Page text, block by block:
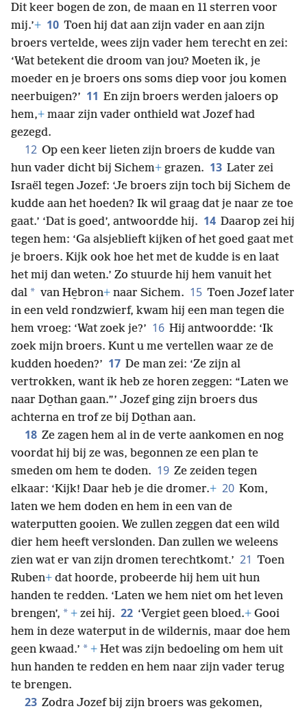
Dit keer bogen de zon, de maan en 11 sterren voor
mij.’+ 10 Toen hij dat aan zijn vader en aan zijn
broers vertelde, wees zijn vader hem terecht en zei:
‘Wat betekent die droom van jou? Moeten ik, je
moeder en je broers ons soms diep voor jou komen
neerbuigen?’ 11 En zijn broers werden jaloers op
hem,+ maar zijn vader onthield wat Jozef had
gezegd.
12 Op een keer lieten zijn broers de kudde van
hun vader dicht bij Sichem+ grazen. 13 Later zei
Israël tegen Jozef: ‘Je broers zijn toch bij Sichem de
kudde aan het hoeden? Ik wil graag dat je naar ze toe
gaat.’ ‘Dat is goed’, antwoordde hij. 14 Daarop zei hij
tegen hem: ‘Ga alsjeblieft kijken of het goed gaat met
je broers. Kijk ook hoe het met de kudde is en laat
het mij dan weten.’ Zo stuurde hij hem vanuit het
dal * van He̱bron+ naar Sichem. 15 Toen Jozef later
in een veld rondzwierf, kwam hij een man tegen die
hem vroeg: ‘Wat zoek je?’ 16 Hij antwoordde: ‘Ik
zoek mijn broers. Kunt u me vertellen waar ze de
kudden hoeden?’ 17 De man zei: ‘Ze zijn al
vertrokken, want ik heb ze horen zeggen: “Laten we
naar Do̱than gaan.”’ Jozef ging zijn broers dus
achterna en trof ze bij Do̱than aan.
18 Ze zagen hem al in de verte aankomen en nog
voordat hij bij ze was, begonnen ze een plan te
smeden om hem te doden. 19 Ze zeiden tegen
elkaar: ‘Kijk! Daar heb je die dromer.+ 20 Kom,
laten we hem doden en hem in een van de
waterputten gooien. We zullen zeggen dat een wild
dier hem heeft verslonden. Dan zullen we weleens
zien wat er van zijn dromen terechtkomt.’ 21 Toen
Ruben+ dat hoorde, probeerde hij hem uit hun
handen te redden. ‘Laten we hem niet om het leven
brengen’, * + zei hij. 22 ‘Vergiet geen bloed.+ Gooi
hem in deze waterput in de wildernis, maar doe hem
geen kwaad.’ * + Het was zijn bedoeling om hem uit
hun handen te redden en hem naar zijn vader terug
te brengen.
23 Zodra Jozef bij zijn broers was gekomen,